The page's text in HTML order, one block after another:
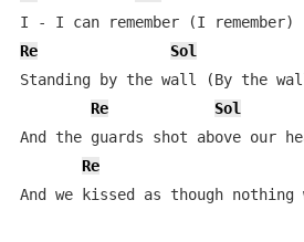
Re
Sol
Standing by the wall (By the
Re
Sol
And the guards shot above our
Re
And we kissed as though